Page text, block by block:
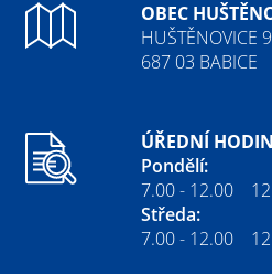
OBEC
HUŠTĚNOVICE
687 03 BABICE
ÚŘEDNÍ
Pondělí:
7.00 - 12.00
Středa:
7.00 - 12.00